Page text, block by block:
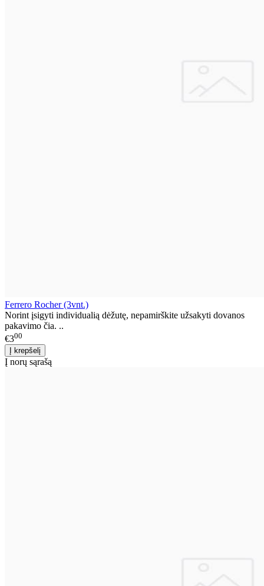
Ferrero Rocher (3vnt.)
Norint įsigyti individualią dėžutę, nepamirškite užsakyti dovanos
pakavimo čia. ..
€300
Į norų sąrašą